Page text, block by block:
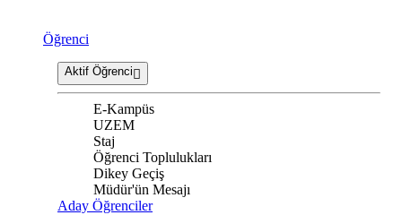
Öğrenci
Aktif Öğrenci
E-Kampüs
UZEM
Staj
Öğrenci Toplulukları
Dikey Geçiş
Müdür'ün Mesajı
Aday Öğrenciler